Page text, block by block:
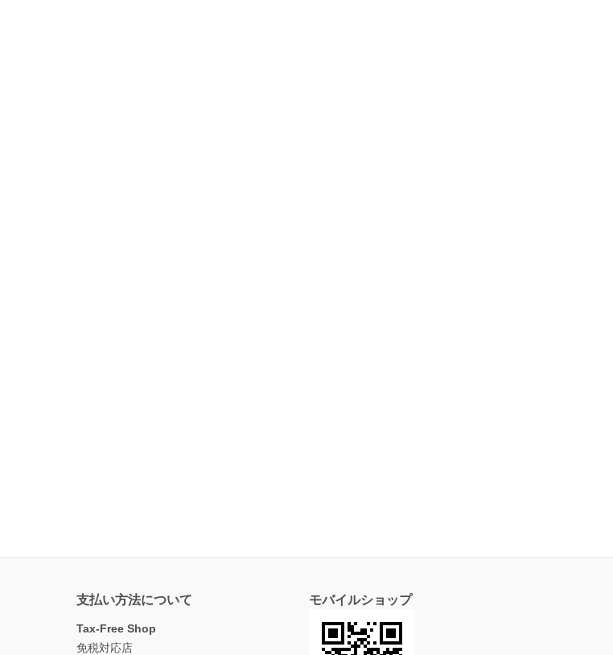
支払い方法について
Tax-Free Shop
免税対応店
モバイルショップ